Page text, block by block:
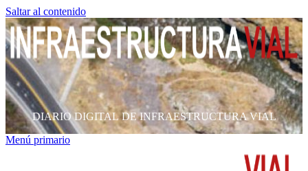
Saltar al contenido
DIARIO DIGITAL DE INFRAESTRUCTURA VIAL
Menú primario